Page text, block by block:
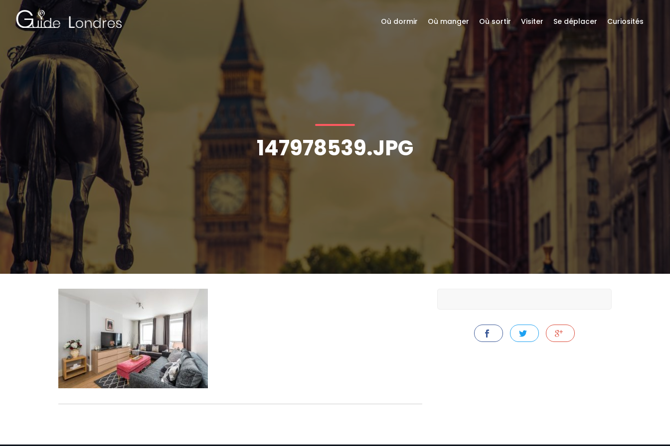
147978539.JPG
Où dormir Où manger Où sortir Visiter Se déplacer Curiosités